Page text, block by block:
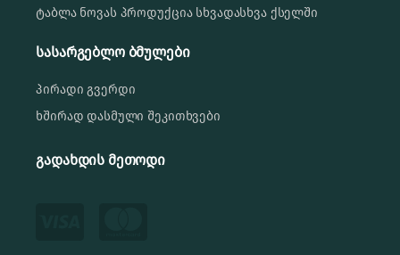
ტაბლა ნოვას პროდუქცია სხვადასხვა ქსელში
სასარგებლო ბმულები
პირადი გვერდი
ხშირად დასმული შეკითხვები
გადახდის მეთოდი